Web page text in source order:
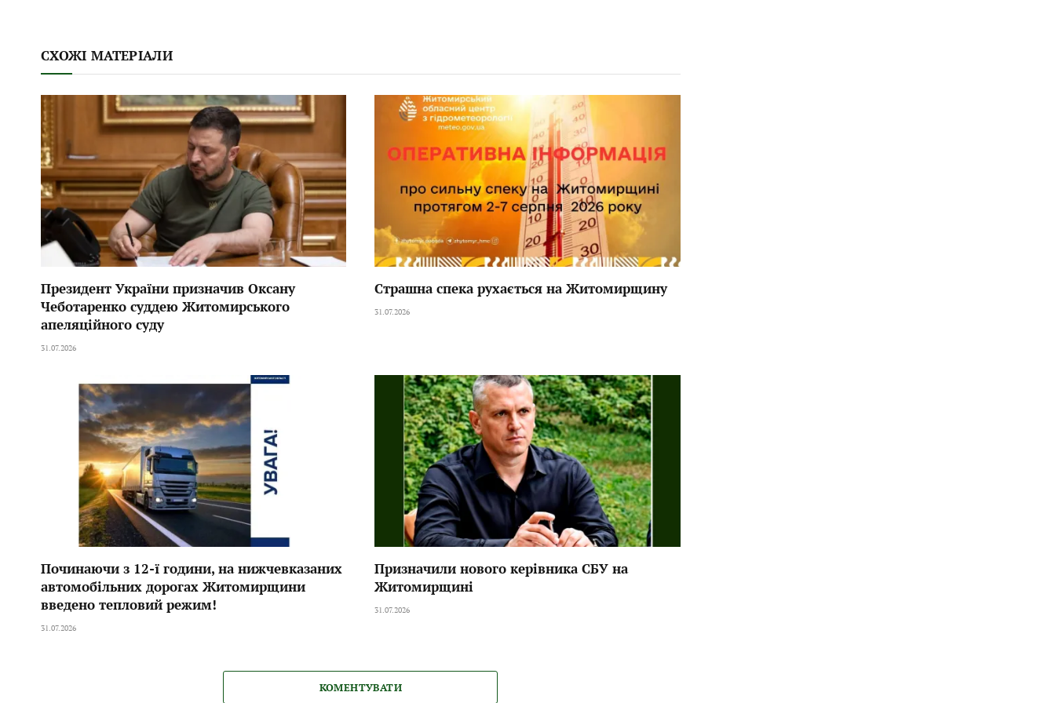
СХОЖІ МАТЕРІАЛИ
Президент України призначив Оксану
Чеботаренко суддею Житомирського
апеляційного суду
31.07.2026
Страшна спека рухається на Житомирщину
31.07.2026
Починаючи з 12-ї години, на нижчевказаних
автомобільних дорогах Житомирщини
введено тепловий режим!
31.07.2026
Призначили нового керівника СБУ на
Житомирщині
31.07.2026
КОМЕНТУВАТИ